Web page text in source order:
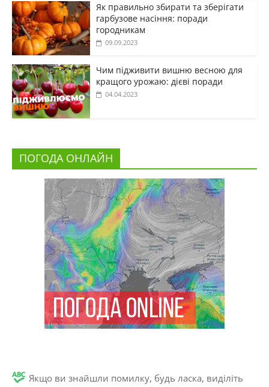
Як правильно збирати та зберігати
гарбузове насіння: поради
городникам
09.09.2023
Чим підживити вишню весною для
кращого урожаю: дієві поради
04.04.2023
ПОГОДА ОНЛАЙН
Якщо ви знайшли помилку, будь ласка, виділіть